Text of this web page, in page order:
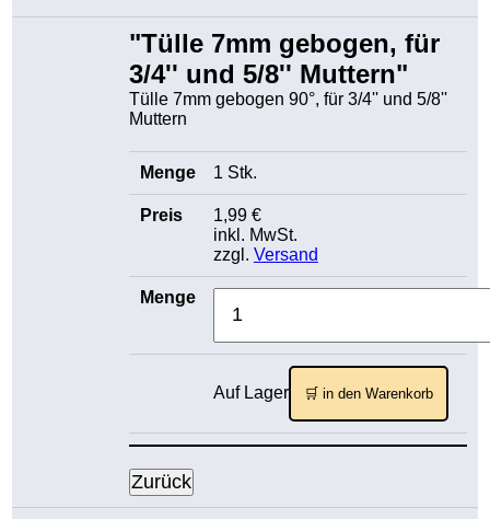
"Tülle 7mm gebogen, für
3/4'' und 5/8'' Muttern"
Tülle 7mm gebogen 90°, für 3/4'' und 5/8''
Muttern
1 Stk.
1,99 €
inkl. MwSt.
zzgl. Versand
Auf Lager 🛒 in den Warenkorb